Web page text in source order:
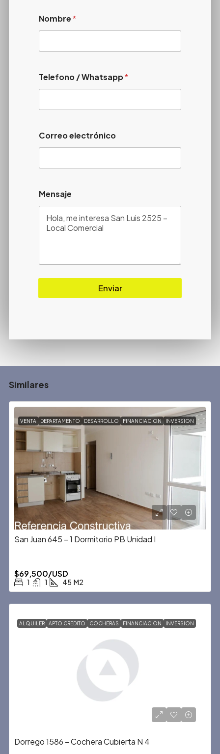
Nombre*
Telefono / Whatsapp*
Correo electrónico
Mensaje
Enviar
Similares
VENTA DEPARTAMENTO DESARROLLO FINANCIACION INVERSION
San Juan 645 – 1 Dormitorio PB Unidad I
$69,500/USD
1 1 45 M2
ALQUILER APTO CREDITO COCHERAS FINANCIACION INVERSION
Dorrego 1586 – Cochera Cubierta N 4